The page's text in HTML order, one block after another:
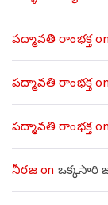
పద్మావతి రాంభక్తon
పద్మావతి రాంభక్తon
పద్మావతి రాంభక్తon
నీరజon ఒక్కసారి